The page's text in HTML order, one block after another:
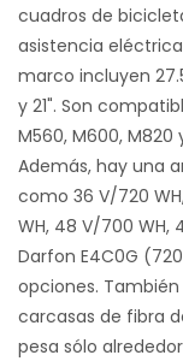
cuadros de
asistencia
marco incluyen
y 21". Son
M560, M600, M820
Además, hay una
como 36 V/720
WH, 48 V/700 WH,
Darfon E4C0G
opciones.
carcasas de fibra
pesa sólo alrededor